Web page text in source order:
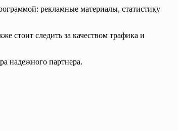
рекламные материалы, статистику
стоит следить за качеством трафика и
надежного партнера.